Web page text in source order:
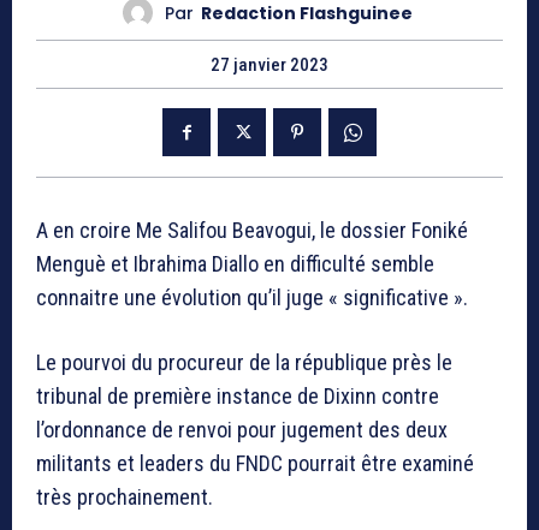
Par Redaction Flashguinee
27 janvier 2023
A en croire Me Salifou Beavogui, le dossier Foniké
Menguè et Ibrahima Diallo en difficulté semble
connaitre une évolution qu’il juge « significative ».
Le pourvoi du procureur de la république près le
tribunal de première instance de Dixinn contre
l’ordonnance de renvoi pour jugement des deux
militants et leaders du FNDC pourrait être examiné
très prochainement.